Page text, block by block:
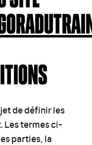
de définir les
Les termes ci-
parties, la